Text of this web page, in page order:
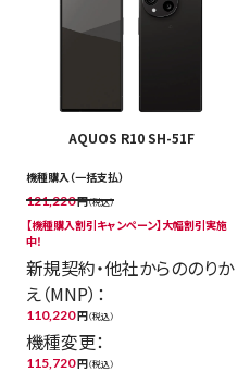
AQUOS R10 SH-51F
機種購入（一括支払）
121,220円（税込）
【機種購入割引キャンペーン​】大幅割引実施
中！
新規契約・他社からののりか
え（MNP）：
110,220円（税込）
機種変更：
115,720円（税込）